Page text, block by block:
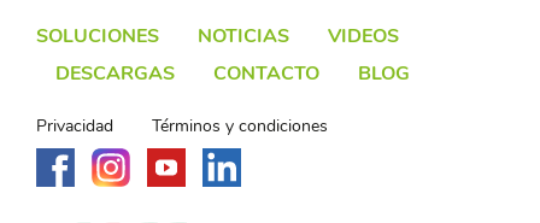
SOLUCIONES NOTICIAS
VIDEOS
DESCARGAS
CONTACTO BLOG
Privacidad Términos y condiciones